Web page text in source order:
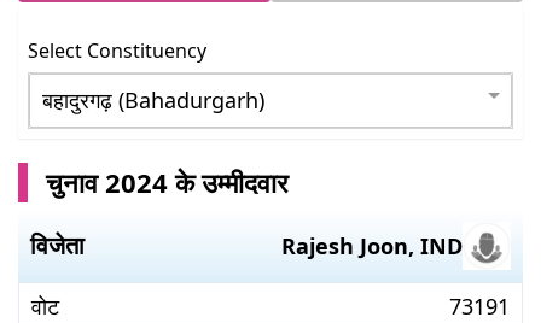
Select Constituency
चुनाव 2024 के उम्मीदवार
विजेता Rajesh Joon, IND
वोट 73191